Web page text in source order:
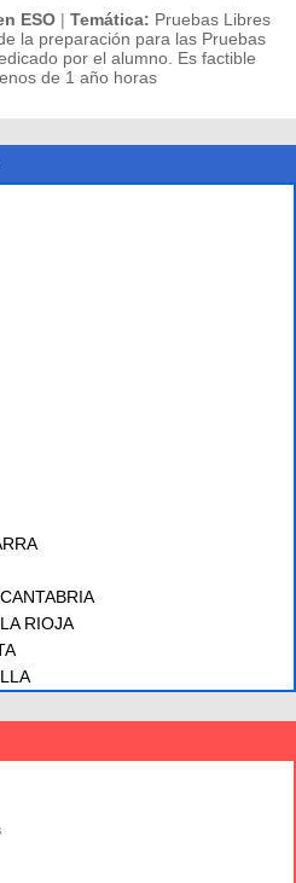
ESO | Temática: Pruebas Libres
la preparación para las Pruebas
por el alumno. Es factible
de 1 año horas
RIOJA